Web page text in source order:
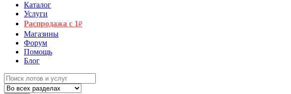
Каталог
Услуги
Распродажа с 1₽
Магазины
Форум
Помощь
Блог